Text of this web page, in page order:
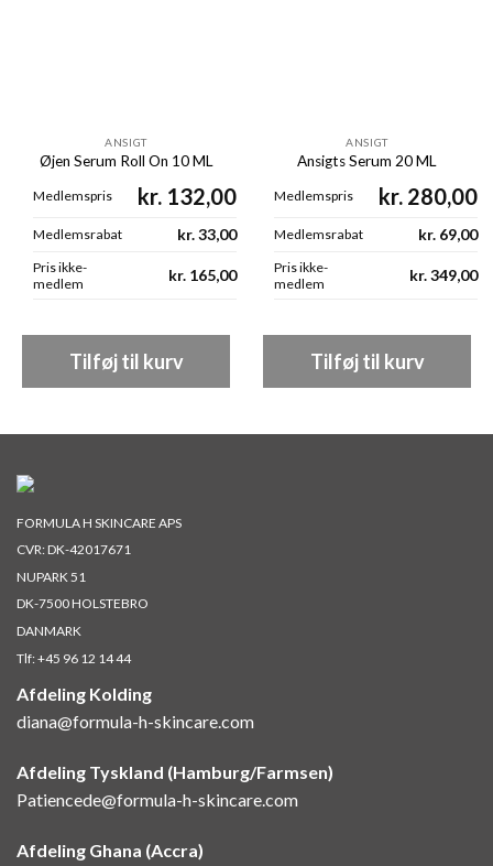
ANSIGT
Øjen Serum Roll On 10 ML
Medlemspris kr. 132,00
Medlemsrabat kr.33,00
Pris ikke-
medlem
kr. 165,00
Tilføj til kurv
ANSIGT
Ansigts Serum 20 ML
Medlemspris kr. 280,00
Medlemsrabat kr. 69,00
Pris ikke-
medlem
kr.349,00
Tilføj til kurv
FORMULA H SKINCARE APS
CVR: DK-42017671
NUPARK 51
DK-7500 HOLSTEBRO
DANMARK
Tlf:+45 96 12 14 44
Afdeling Kolding
diana@formula-h-skincare.com
Afdeling Tyskland (Hamburg/Farmsen)
Patiencede@formula-h-skincare.com
Afdeling Ghana (Accra)